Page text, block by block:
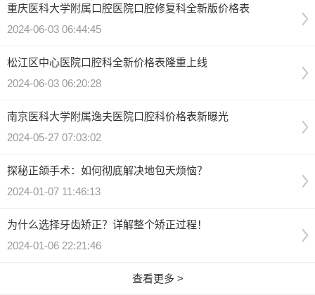
重庆医科大学附属口腔医院口腔修复科全新版价格表
2024-06-03 06:44:45
松江区中心医院口腔科全新价格表隆重上线
2024-06-03 06:20:28
南京医科大学附属逸夫医院口腔科价格表新曝光
2024-05-27 07:03:02
探秘正颌手术：如何彻底解决地包天烦恼？
2024-01-07 11:46:13
为什么选择牙齿矫正？详解整个矫正过程！
2024-01-06 22:21:46
查看更多 >